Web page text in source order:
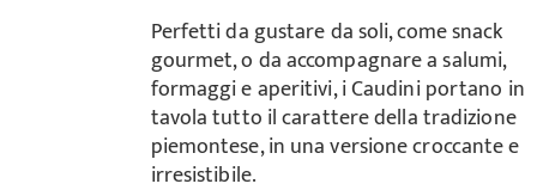
Perfetti da gustare da soli, come snack
gourmet, o da accompagnare a salumi,
formaggi e aperitivi, i Caudini portano in
tavola tutto il carattere della tradizione
piemontese, in una versione croccante e
irresistibile.